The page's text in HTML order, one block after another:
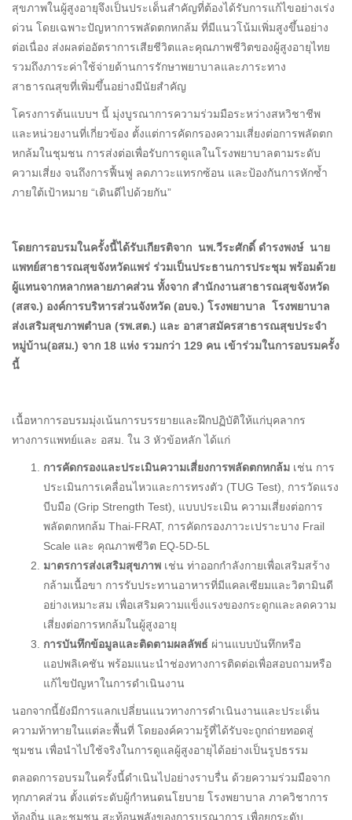
สุขภาพในผู้สูงอายุจึงเป็นประเด็นสำคัญที่ต้องได้รับการแก้ไขอย่างเร่ง
ด่วน โดยเฉพาะปัญหาการพลัดตกหกล้ม ที่มีแนวโน้มเพิ่มสูงขึ้นอย่าง
ต่อเนื่อง ส่งผลต่ออัตราการเสียชีวิตและคุณภาพชีวิตของผู้สูงอายุไทย
รวมถึงภาระค่าใช้จ่ายด้านการรักษาพยาบาลและภาระทาง
สาธารณสุขที่เพิ่มขึ้นอย่างมีนัยสำคัญ
โครงการต้นแบบฯ นี้ มุ่งบูรณาการความร่วมมือระหว่างสหวิชาชีพ
และหน่วยงานที่เกี่ยวข้อง ตั้งแต่การคัดกรองความเสี่ยงต่อการพลัดตก
หกล้มในชุมชน การส่งต่อเพื่อรับการดูแลในโรงพยาบาลตามระดับ
ความเสี่ยง จนถึงการฟื้นฟู ลดภาวะแทรกซ้อน และป้องกันการหักซ้ำ
ภายใต้เป้าหมาย “เดินดีไปด้วยกัน”
โดยการอบรมในครั้งนี้ได้รับเกียรติจาก นพ.วีระศักดิ์ ดำรงพงษ์ นาย
แพทย์สาธารณสุขจังหวัดแพร่ ร่วมเป็นประธานการประชุม พร้อมด้วย
ผู้แทนจากหลากหลายภาคส่วน ทั้งจาก สำนักงานสาธารณสุขจังหวัด
(สสจ.) องค์การบริหารส่วนจังหวัด (อบจ.) โรงพยาบาล โรงพยาบาล
ส่งเสริมสุขภาพตำบล (รพ.สต.) และ อาสาสมัครสาธารณสุขประจำ
หมู่บ้าน(อสม.) จาก 18 แห่ง รวมกว่า 129 คน เข้าร่วมในการอบรมครั้ง
นี้
เนื้อหาการอบรมมุ่งเน้นการบรรยายและฝึกปฏิบัติให้แก่บุคลากร
ทางการแพทย์และ อสม. ใน 3 หัวข้อหลัก ได้แก่
การคัดกรองและประเมินความเสี่ยงการพลัดตกหกล้ม เช่น การ
ประเมินการเคลื่อนไหวและการทรงตัว (TUG Test), การวัดแรง
บีบมือ (Grip Strength Test), แบบประเมิน ความเสี่ยงต่อการ
พลัดตกหกล้ม Thai-FRAT, การคัดกรองภาวะเปราะบาง Frail
Scale และ คุณภาพชีวิต EQ-5D-5L
มาตรการส่งเสริมสุขภาพ เช่น ท่าออกกำลังกายเพื่อเสริมสร้าง
กล้ามเนื้อขา การรับประทานอาหารที่มีแคลเซียมและวิตามินดี
อย่างเหมาะสม เพื่อเสริมความแข็งแรงของกระดูกและลดความ
เสี่ยงต่อการหกล้มในผู้สูงอายุ
การบันทึกข้อมูลและติดตามผลลัพธ์ ผ่านแบบบันทึกหรือ
แอปพลิเคชัน พร้อมแนะนำช่องทางการติดต่อเพื่อสอบถามหรือ
แก้ไขปัญหาในการดำเนินงาน
นอกจากนี้ยังมีการแลกเปลี่ยนแนวทางการดำเนินงานและประเด็น
ความท้าทายในแต่ละพื้นที่ โดยองค์ความรู้ที่ได้รับจะถูกถ่ายทอดสู่
ชุมชน เพื่อนำไปใช้จริงในการดูแลผู้สูงอายุได้อย่างเป็นรูปธรรม
ตลอดการอบรมในครั้งนี้ดำเนินไปอย่างราบรื่น ด้วยความร่วมมือจาก
ทุกภาคส่วน ตั้งแต่ระดับผู้กำหนดนโยบาย โรงพยาบาล ภาควิชาการ
ท้องถิ่น และชุมชน สะท้อนพลังของการบูรณาการ เพื่อยกระดับ